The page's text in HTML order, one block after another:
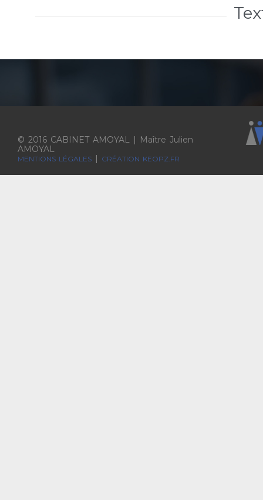
© 2016 CABINET AMOYAL | Maître Julien
AMOYAL
MENTIONS LÉGALES CRÉATION KEOPZ.FR